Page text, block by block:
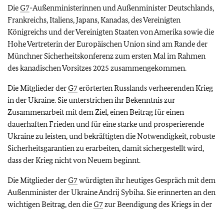
DieG7-Außenministerinnen und Außenminister Deutschlands,
Frankreichs, Italiens, Japans, Kanadas, des Vereinigten
Königreichs und der Vereinigten Staaten von Amerika sowie die
Hohe Vertreterin der Europäischen Union sind am Rande der
Münchner Sicherheitskonferenz zum ersten Mal im Rahmen
des kanadischen Vorsitzes 2025 zusammengekommen.
Die Mitglieder derG7erörterten Russlands verheerenden Krieg
in der Ukraine. Sie unterstrichen ihr Bekenntnis zur
Zusammenarbeit mit dem Ziel, einen Beitrag für einen
dauerhaften Frieden und für eine starke und prosperierende
Ukraine zu leisten, und bekräftigten die Notwendigkeit, robuste
Sicherheitsgarantien zu erarbeiten, damit sichergestellt wird,
dass der Krieg nicht von Neuem beginnt.
Die Mitglieder derG7würdigten ihr heutiges Gespräch mit dem
Außenminister der Ukraine Andrij Sybiha. Sie erinnerten an den
wichtigen Beitrag, den dieG7zur Beendigung des Kriegs in der